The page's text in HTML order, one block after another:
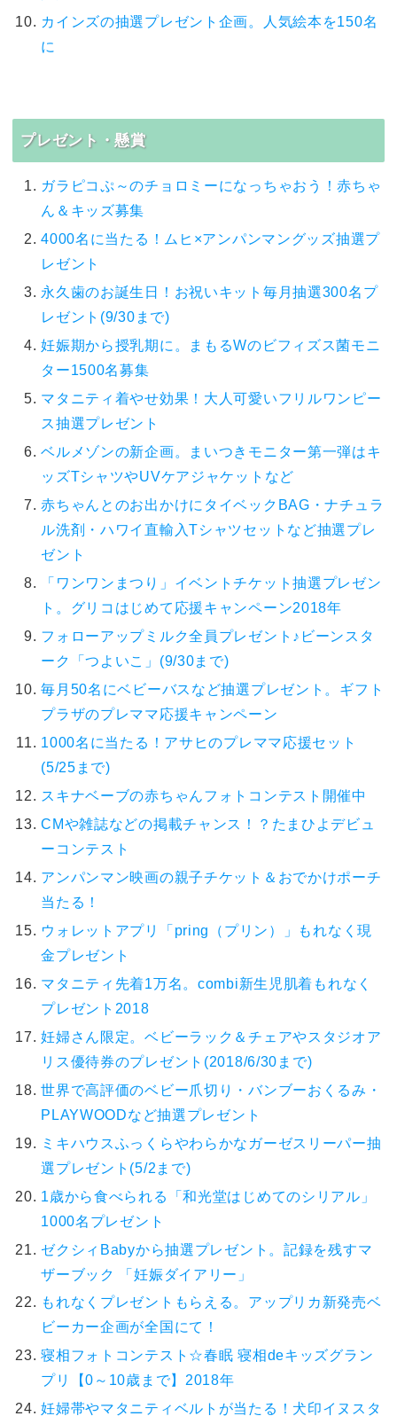
カインズの抽選プレゼント企画。人気絵本を150名
に
プレゼント・懸賞
ガラピコぷ～のチョロミーになっちゃおう！赤ちゃ
ん＆キッズ募集
4000名に当たる！ムヒ×アンパンマングッズ抽選プ
レゼント
永久歯のお誕生日！お祝いキット毎月抽選300名プ
レゼント(9/30まで)
妊娠期から授乳期に。まもるWのビフィズス菌モニ
ター1500名募集
マタニティ着やせ効果！大人可愛いフリルワンピー
ス抽選プレゼント
ベルメゾンの新企画。まいつきモニター第一弾はキ
ッズTシャツやUVケアジャケットなど
赤ちゃんとのお出かけにタイベックBAG・ナチュラ
ル洗剤・ハワイ直輸入Tシャツセットなど抽選プレ
ゼント
「ワンワンまつり」イベントチケット抽選プレゼン
ト。グリコはじめて応援キャンペーン2018年
フォローアップミルク全員プレゼント♪ビーンスタ
ーク「つよいこ」(9/30まで)
毎月50名にベビーバスなど抽選プレゼント。ギフト
プラザのプレママ応援キャンペーン
1000名に当たる！アサヒのプレママ応援セット
(5/25まで)
スキナベーブの赤ちゃんフォトコンテスト開催中
CMや雑誌などの掲載チャンス！？たまひよデビュ
ーコンテスト
アンパンマン映画の親子チケット＆おでかけポーチ
当たる！
ウォレットアプリ「pring（プリン）」もれなく現
金プレゼント
マタニティ先着1万名。combi新生児肌着もれなく
プレゼント2018
妊婦さん限定。ベビーラック＆チェアやスタジオア
リス優待券のプレゼント(2018/6/30まで)
世界で高評価のベビー爪切り・バンブーおくるみ・
PLAYWOODなど抽選プレゼント
ミキハウスふっくらやわらかなガーゼスリーパー抽
選プレゼント(5/2まで)
1歳から食べられる「和光堂はじめてのシリアル」
1000名プレゼント
ゼクシィBabyから抽選プレゼント。記録を残すマ
ザーブック 「妊娠ダイアリー」
もれなくプレゼントもらえる。アップリカ新発売ベ
ビーカー企画が全国にて！
寝相フォトコンテスト☆春眠 寝相deキッズグラン
プリ【0～10歳まで】2018年
妊婦帯やマタニティベルトが当たる！犬印イヌスタ